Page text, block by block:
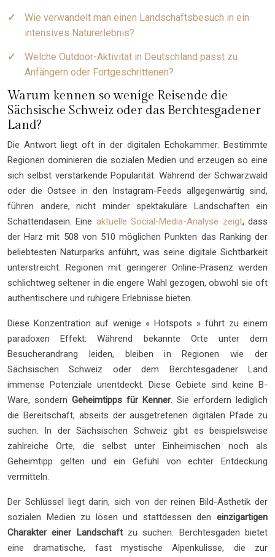
Wie verwandelt man einen Landschaftsbesuch in ein
intensives Naturerlebnis?
Welche Outdoor-Aktivität in Deutschland passt zu
Anfängern oder Fortgeschrittenen?
Warum kennen so wenige Reisende die
Sächsische Schweiz oder das Berchtesgadener
Land?
Die Antwort liegt oft in der digitalen Echokammer. Bestimmte
Regionen dominieren die sozialen Medien und erzeugen so eine
sich selbst verstärkende Popularität. Während der Schwarzwald
oder die Ostsee in den Instagram-Feeds allgegenwärtig sind,
führen andere, nicht minder spektakuläre Landschaften ein
Schattendasein. Eine aktuelle Social-Media-Analyse zeigt, dass
der Harz mit 508 von 510 möglichen Punkten das Ranking der
beliebtesten Naturparks anführt, was seine digitale Sichtbarkeit
unterstreicht. Regionen mit geringerer Online-Präsenz werden
schlichtweg seltener in die engere Wahl gezogen, obwohl sie oft
authentischere und ruhigere Erlebnisse bieten.
Diese Konzentration auf wenige « Hotspots » führt zu einem
paradoxen Effekt: Während bekannte Orte unter dem
Besucherandrang leiden, bleiben in Regionen wie der
Sächsischen Schweiz oder dem Berchtesgadener Land
immense Potenziale unentdeckt. Diese Gebiete sind keine B-
Ware, sondern Geheimtipps für Kenner. Sie erfordern lediglich
die Bereitschaft, abseits der ausgetretenen digitalen Pfade zu
suchen. In der Sächsischen Schweiz gibt es beispielsweise
zahlreiche Orte, die selbst unter Einheimischen noch als
Geheimtipp gelten und ein Gefühl von echter Entdeckung
vermitteln.
Der Schlüssel liegt darin, sich von der reinen Bild-Ästhetik der
sozialen Medien zu lösen und stattdessen den einzigartigen
Charakter einer Landschaftzu suchen. Berchtesgaden bietet
eine dramatische, fast mystische Alpenkulisse, die zur